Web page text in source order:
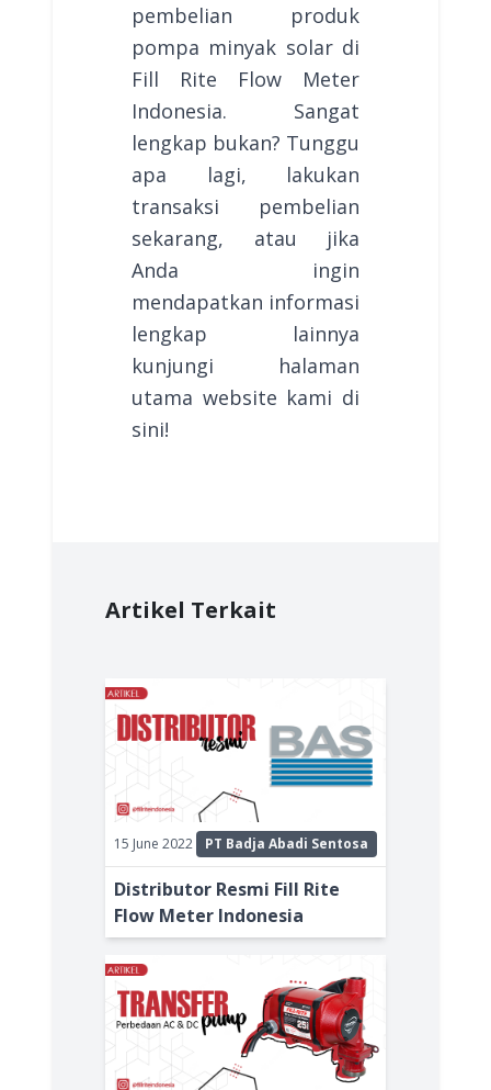
pembelian produk
pompa minyak solar di
Fill Rite Flow Meter
Indonesia. Sangat
lengkap bukan? Tunggu
apa lagi, lakukan
transaksi pembelian
sekarang, atau jika
Anda ingin
mendapatkan informasi
lengkap lainnya
kunjungi halaman
utama website kami di
sini!
Artikel Terkait
15 June 2022 PT Badja Abadi Sentosa
Distributor Resmi Fill Rite
Flow Meter Indonesia